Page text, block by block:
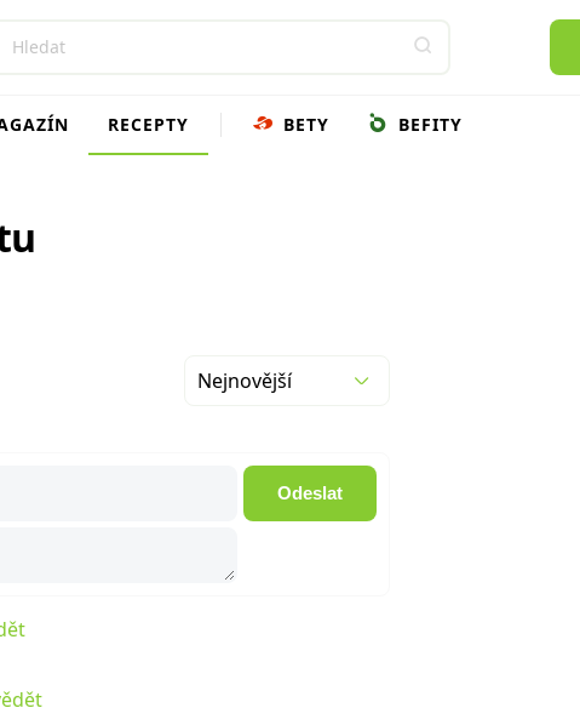
RECEPTY BETY BEFITY
Nejnovější
Odeslat